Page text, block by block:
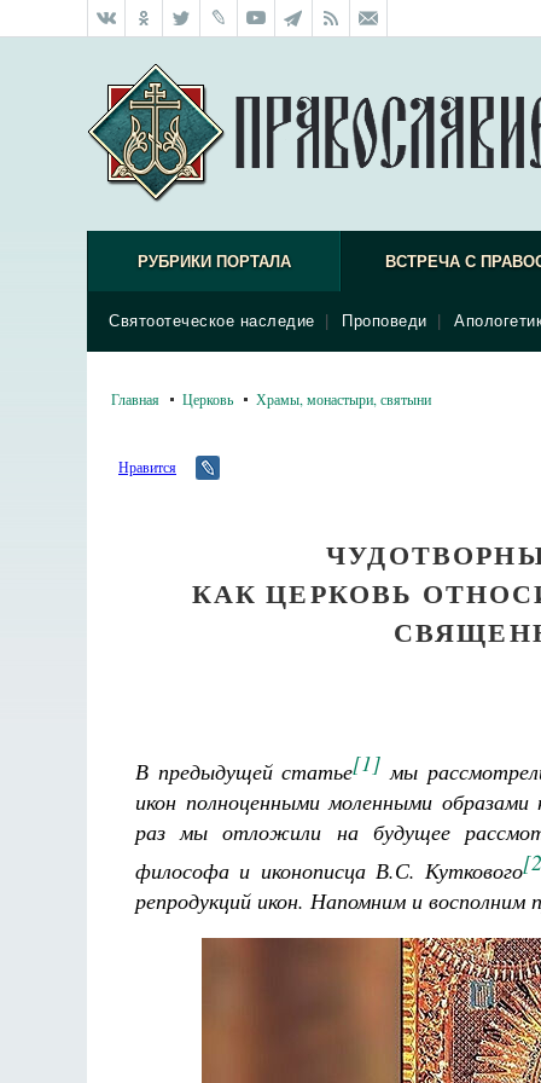
РУБРИКИ ПОРТАЛА ВСТРЕЧА С
Святоотеческое наследие Проповеди
Главная Церковь Храмы, монастыри, святыни
Нравится
КАК ЦЕРКОВЬ
В предыдущей статье[1] мы
икон полноценными моленными
раз мы отложили на будущее
философа и иконописца В.С. Куткового
репродукций икон. Напомним и восполним